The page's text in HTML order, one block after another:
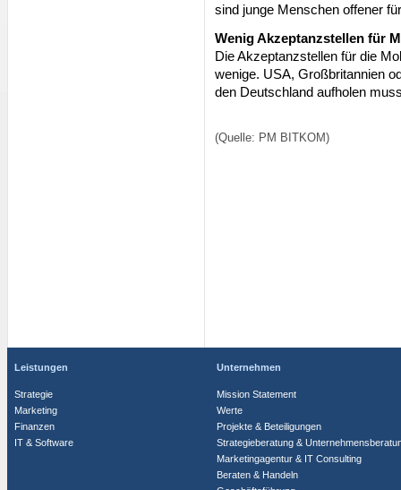
sind junge Menschen offener
Wenig Akzeptanzstellen für
Die Akzeptanzstellen für die
wenige. USA, Großbritannien
den Deutschland aufholen
(Quelle: PM BITKOM)
Leistungen
Strategie
Marketing
Finanzen
IT & Software
Unternehmen
Mission Statement
Werte
Projekte & Beteiligungen
Strategieberatung &
Marketingagentur & IT Consulting
Beraten & Handeln